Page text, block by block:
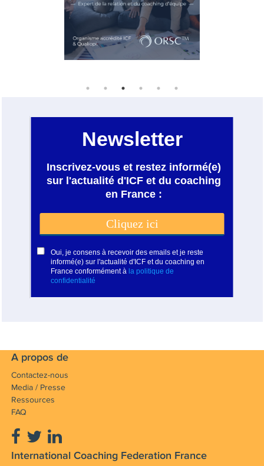
A propos de
Contactez-nous
Media / Presse
Ressources
FAQ
International Coaching Federation France